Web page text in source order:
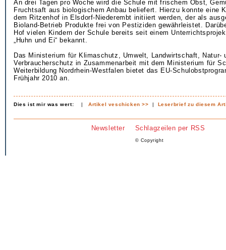
An drei Tagen pro Woche wird die Schule mit frischem Obst,
Fruchtsaft aus biologischem Anbau beliefert. Hierzu konnte eine
dem Ritzenhof in Elsdorf-Niederembt initiiert werden, der als
Bioland-Betrieb Produkte frei von Pestiziden gewährleistet.
Hof vielen Kindern der Schule bereits seit einem
„Huhn und Ei“ bekannt.
Das Ministerium für Klimaschutz, Umwelt, Landwirtschaft, Natur-
Verbraucherschutz in Zusammenarbeit mit dem Ministerium für
Weiterbildung Nordrhein-Westfalen bietet das EU-
Frühjahr 2010 an.
Dies ist mir was wert: |Artikel veschicken >> | Leserbrief zu diesem
Newsletter Schlagzeilen per RSS
© Copyright